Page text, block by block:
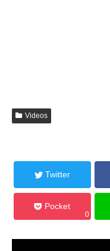
Videos
Twitter
Pocket
0